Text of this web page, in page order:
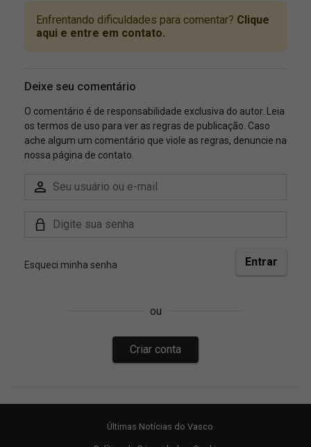
Últimas Notícias do Vasco